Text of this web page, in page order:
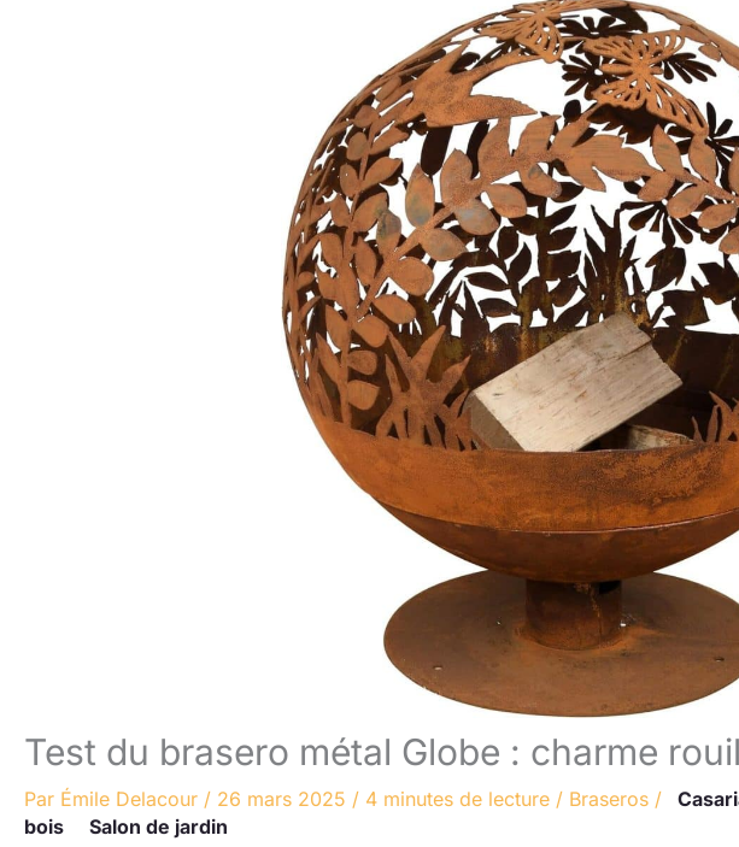
Test du brasero métal Globe : charme
Par Émile Delacour / 26 mars 2025 / 4 minutes de lecture / Braseros /
bois
Salon de jardin